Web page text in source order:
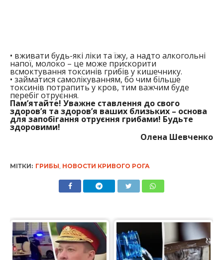
• вживати будь-які ліки та їжу, а надто алкогольні
напої, молоко – це може прискорити
всмоктування токсинів грибів у кишечнику.
• займатися самолікуванням, бо чим більше
токсинів потрапить у кров, тим важчим буде
перебіг отруєння.
Пам’ятайте! Уважне ставлення до свого
здоровʼя та здоровʼя ваших близьких – основа
для запобігання отруєння грибами! Будьте
здоровими!
Олена Шевченко
МІТКИ: ГРИБЫ НОВОСТИ КРИВОГО РОГА